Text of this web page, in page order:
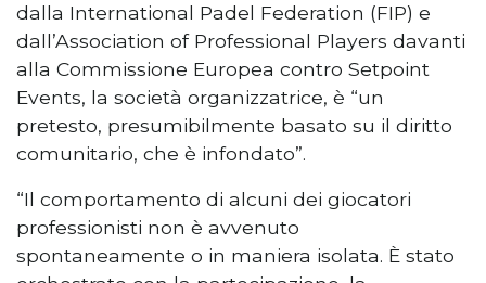
dalla International Padel Federation (FIP) e
dall’Association of Professional Players davanti
alla Commissione Europea contro Setpoint
Events, la società organizzatrice, è “un
pretesto, presumibilmente basato su il diritto
comunitario, che è infondato”.
“Il comportamento di alcuni dei giocatori
professionisti non è avvenuto
spontaneamente o in maniera isolata. È stato